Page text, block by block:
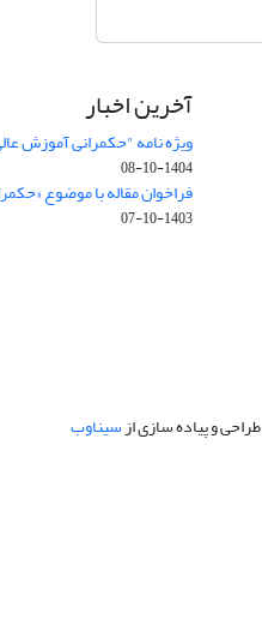
آخرین اخبار
ویژه نامه "حکمرانی آموزش
1404-10-08
فراخوان مقاله با موضوع
1403-10-07
طراحی و پیاده سازی ازسیناوب